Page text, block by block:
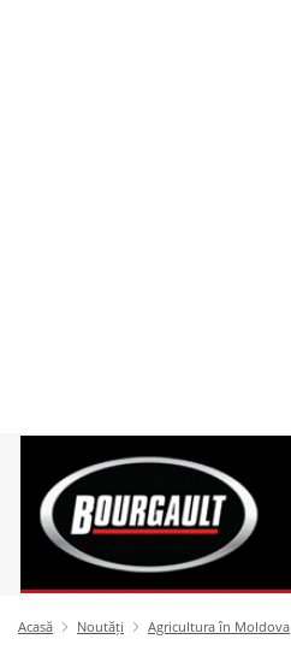
Acasă Noutăți Agricultura în Moldova